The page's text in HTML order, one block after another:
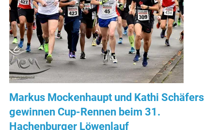
Markus Mockenhaupt und Kathi Schäfers
gewinnen Cup-Rennen beim 31.
Hachenburger Löwenlauf